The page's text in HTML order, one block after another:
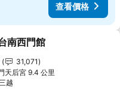
查看價格
的最愛
南西門館
31,071
天后宮 9.4 公里
越